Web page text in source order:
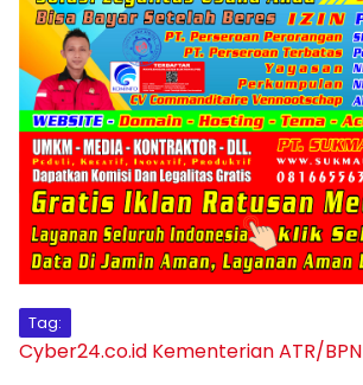
Tag:
Cyber24.co.id Kementerian ATR/BPN